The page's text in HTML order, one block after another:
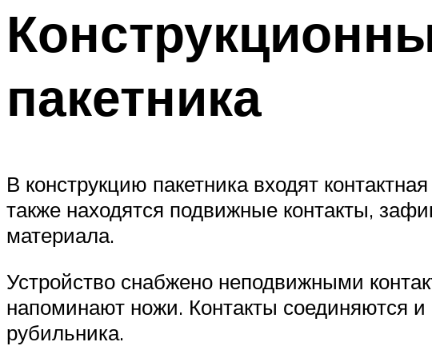
пакетника
В конструкцию пакетника входят
также находятся подвижные контакты,
материала.
Устройство снабжено неподвижными
напоминают ножи. Контакты соединяются
рубильника.